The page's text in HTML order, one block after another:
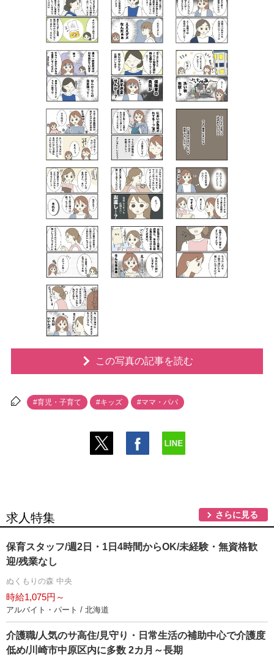
この写真の記事を読む
#育児・子育て #キッズ #ママ・パパ
求人特集 さらに見る
保育スタッフ/週2日・1日4時間からOK/未経験・無資格歓
迎/残業なし
ぬくもりの森 中央
時給1,075円～
アルバイト・パート / 北海道
介護職/人気のサ高住/見守り・日常生活の補助中心で介護度
低め/川崎市中原区内に多数 2カ月～長期